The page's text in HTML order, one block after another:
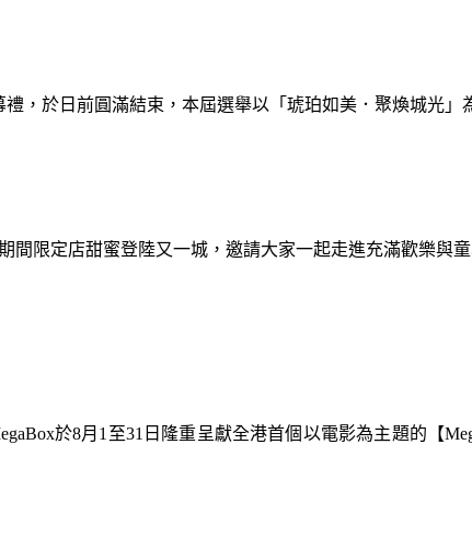
，於日前圓滿結束，本屆選舉以「琥珀如美．聚煥城光
於8月1至31日隆重呈獻全港首個以電影為主題的【
間限定店甜蜜登陸又一城，邀請大家一起走進充滿歡樂與